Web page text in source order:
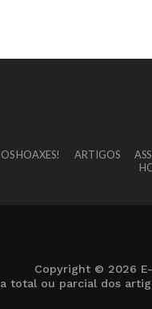
HOAXES! ARTIGOS
Copyright © 2026
total ou parcial dos